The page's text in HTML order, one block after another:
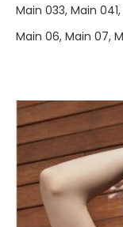
Main 033 Main 041
Main 06 Main 07